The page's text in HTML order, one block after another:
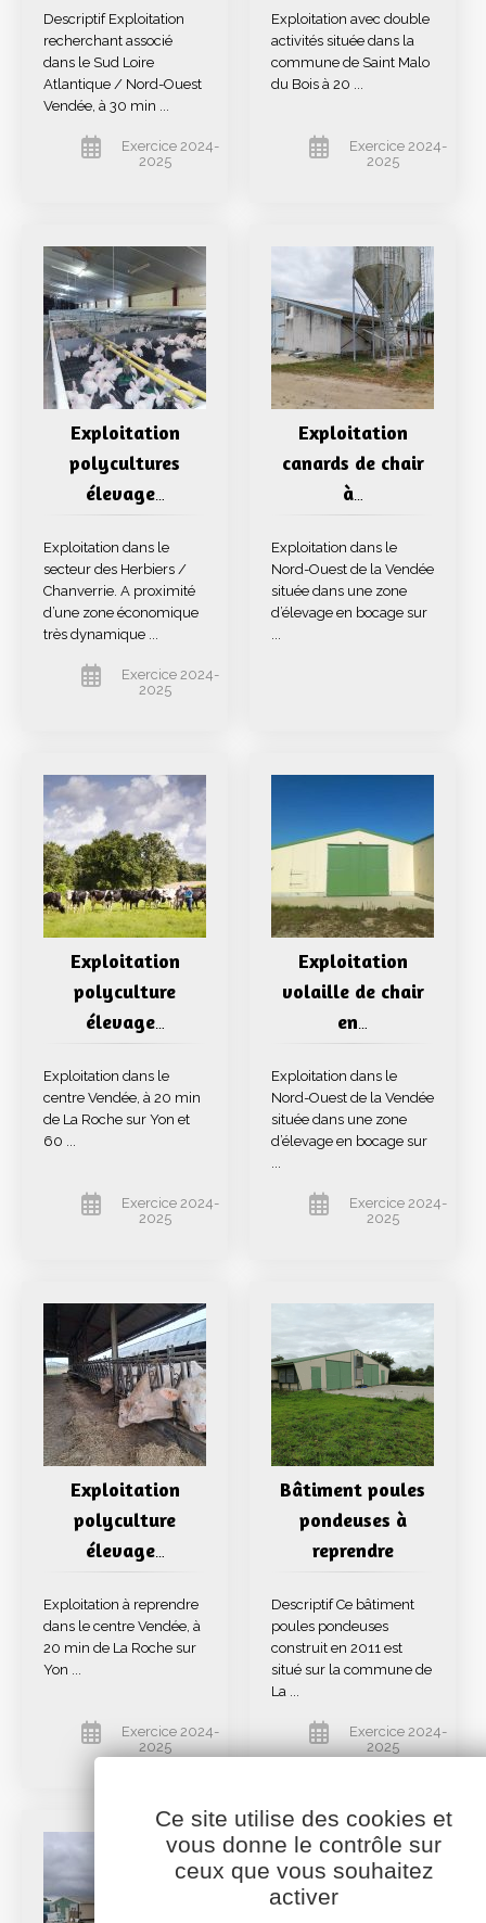
Descriptif Exploitation
recherchant associé
dans le Sud Loire
Atlantique / Nord-Ouest
Vendée, à 30 min ...
Exercice 2024-
2025
Exploitation avec double
activités située dans la
commune de Saint Malo
du Bois à 20 ...
Exercice 2024-
2025
Exploitation
polycultures
élevage…
Exploitation dans le
secteur des Herbiers /
Chanverrie. A proximité
d’une zone économique
très dynamique ...
Exercice 2024-
2025
Exploitation
canards de chair
à…
Exploitation dans le
Nord-Ouest de la Vendée
située dans une zone
d’élevage en bocage sur
...
Exploitation
polyculture
élevage…
Exploitation dans le
centre Vendée, à 20 min
de La Roche sur Yon et
60 ...
Exercice 2024-
2025
Exploitation
volaille de chair
en
Exploitation dans le
Nord-Ouest de la Vendée
située dans une zone
d’élevage en bocage sur
...
Exercice 2024-
2025
Exploitation
polyculture
élevage…
Exploitation à reprendre
dans le centre Vendée, à
20 min de La Roche sur
Yon ...
Exercice 2024-
2025
Bâtiment poules
pondeuses à
reprendre
Descriptif Ce bâtiment
poules pondeuses
construit en 2011 est
situé sur la commune de
La ...
Exercice 2024-
2025
Ce site utilise des cookies et
vous donne le contrôle sur
ceux que vous souhaitez
activer